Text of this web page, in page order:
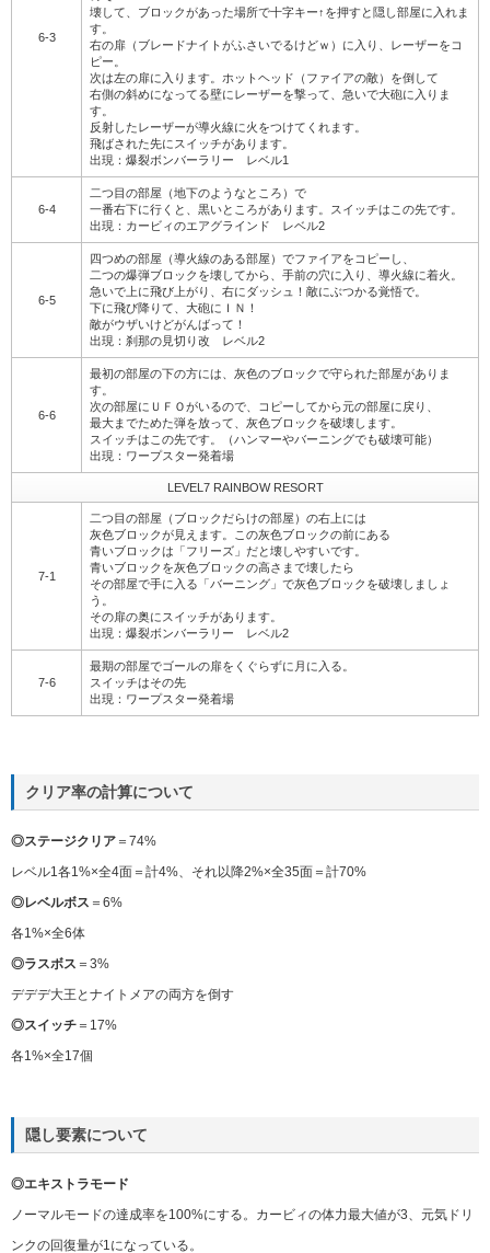
6-3
壊して、ブロックがあった場所で十字キー↑を押すと隠し部屋に入れま
す。
右の扉（ブレードナイトがふさいでるけどｗ）に入り、レーザーをコ
ピー。
次は左の扉に入ります。ホットヘッド（ファイアの敵）を倒して
右側の斜めになってる壁にレーザーを撃って、急いで大砲に入りま
す。
反射したレーザーが導火線に火をつけてくれます。
飛ばされた先にスイッチがあります。
出現：爆裂ボンバーラリー レベル1
6-4
二つ目の部屋（地下のようなところ）で
一番右下に行くと、黒いところがあります。スイッチはこの先です。
出現：カービィのエアグラインド レベル2
6-5
四つめの部屋（導火線のある部屋）でファイアをコピーし、
二つの爆弾ブロックを壊してから、手前の穴に入り、導火線に着火。
急いで上に飛び上がり、右にダッシュ！敵にぶつかる覚悟で。
下に飛び降りて、大砲にＩＮ！
敵がウザいけどがんばって！
出現：刹那の見切り改 レベル2
6-6
最初の部屋の下の方には、灰色のブロックで守られた部屋がありま
す。
次の部屋にＵＦＯがいるので、コピーしてから元の部屋に戻り、
最大までためた弾を放って、灰色ブロックを破壊します。
スイッチはこの先です。（ハンマーやバーニングでも破壊可能）
出現：ワープスター発着場
LEVEL7 RAINBOW RESORT
7-1
二つ目の部屋（ブロックだらけの部屋）の右上には
灰色ブロックが見えます。この灰色ブロックの前にある
青いブロックは「フリーズ」だと壊しやすいです。
青いブロックを灰色ブロックの高さまで壊したら
その部屋で手に入る「バーニング」で灰色ブロックを破壊しましょ
う。
その扉の奥にスイッチがあります。
出現：爆裂ボンバーラリー レベル2
7-6
最期の部屋でゴールの扉をくぐらずに月に入る。
スイッチはその先
出現：ワープスター発着場
クリア率の計算について
◎ステージクリア ＝74%
レベル1各1%×全4面＝計4%、それ以降2%×全35面＝計70%
◎レベルボス ＝6%
各1%×全6体
◎ラスボス ＝3%
デデデ大王とナイトメアの両方を倒す
◎スイッチ ＝17%
各1%×全17個
隠し要素について
◎エキストラモード
ノーマルモードの達成率を100%にする。カービィの体力最大値が3、元気ドリ
ンクの回復量が1になっている。